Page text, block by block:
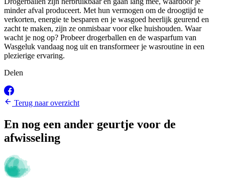
minder afval produceert. Met hun vermogen om de droogtijd te
verkorten, energie te besparen en je wasgoed heerlijk geurend en
zacht te maken, zijn ze onmisbaar voor elke huishouden. Waar
wacht je nog op? Probeer drogerballen en de wasparfum van
Wasgeluk vandaag nog uit en transformeer je wasroutine in een
plezierige ervaring.
Delen
Terug naar overzicht
En nog een ander geurtje voor de
afwisseling